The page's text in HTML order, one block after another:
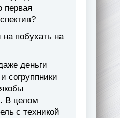
первая
побухать на
деньги
согруппники
В целом
с техникой